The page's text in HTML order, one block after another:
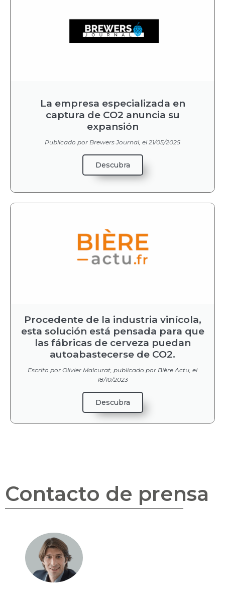
La empresa especializada en
captura de CO2 anuncia su
expansión
Publicado por Brewers Journal, el 21/05/2025
Descubra
Procedente de la industria vinícola,
esta solución está pensada para que
las fábricas de cerveza puedan
autoabastecerse de CO2.
Escrito por Olivier Malcurat, publicado por Bière Actu, el
18/10/2023
Descubra
Contacto de prensa